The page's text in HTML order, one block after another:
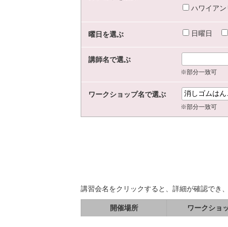
ハワイアン
曜日を選ぶ 日曜日
講師名で選ぶ
※部分一致可
ワークショップ名で選ぶ
※部分一致可
講習会名をクリックすると、詳細が確認でき
開催場所 ワークショ